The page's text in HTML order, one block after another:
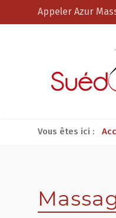
Appeler Azur
Vous êtes ici :